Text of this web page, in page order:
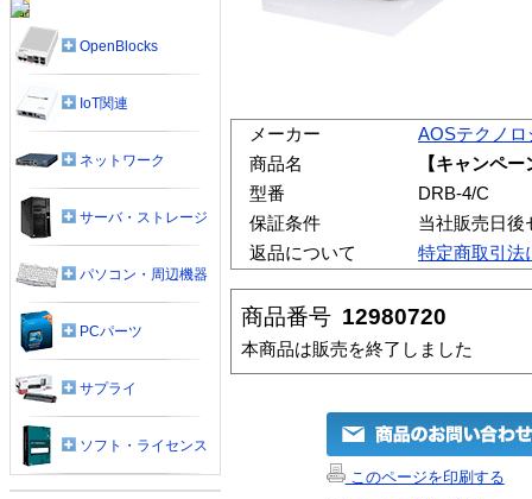
メーカー
AOSテクノロ
商品名
【キャンペ
型番
DRB-4/C
保証条件
当社販売日後
返品について
特定商取引法
商品番号 12980720
本商品は販売を終了しました
このページを印刷する
OpenBlocks
IoT関連
ネットワーク
サーバ・ストレージ
パソコン・周辺機器
PCパーツ
サプライ
ソフト・ライセンス